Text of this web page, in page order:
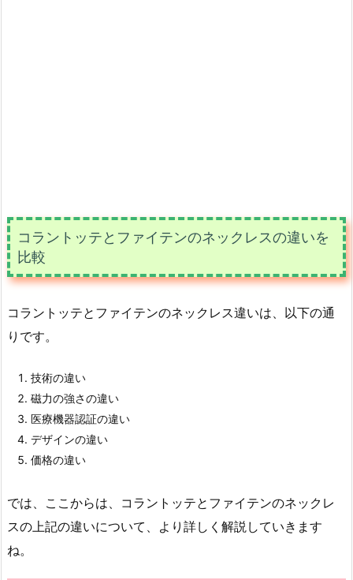
コラントッテとファイテンのネックレスの違いを
比較
コラントッテとファイテンのネックレス違いは、以下の通
りです。
技術の違い
磁力の強さの違い
医療機器認証の違い
デザインの違い
価格の違い
では、ここからは、コラントッテとファイテンのネックレ
スの上記の違いについて、より詳しく解説していきます
ね。